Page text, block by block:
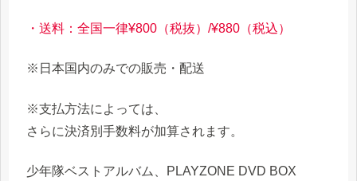
・送料：全国一律¥800（税抜）/¥880（税込）
※日本国内のみでの販売・配送
※支払方法によっては、
さらに決済別手数料が加算されます。
少年隊ベストアルバム、PLAYZONE DVD BOX